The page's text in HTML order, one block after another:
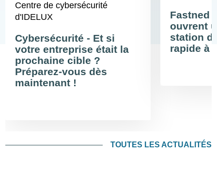
Centre de cybersécurité
d'IDELUX
Cybersécurité - Et si
votre entreprise était la
prochaine cible ?
Préparez-vous dès
maintenant !
Fastned
ouvrent
station
rapide à
TOUTES LES ACTUALITÉS